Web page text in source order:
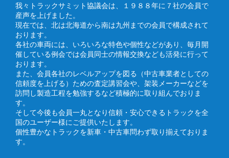
我々トラックサミット協議会は、１９８８年に７社の会員で
産声を上げました。
現在では、北は北海道から南は九州までの会員で構成されて
おります。
各社の車両には、いろいろな特色や個性などがあり、毎月開
催している例会では会員同士の情報交換なども活発に行って
おります。
また、会員各社のレベルアップを図る（中古車業者としての
信頼度を上げる）ための査定講習会や、架装メーカーなどを
訪問し製造工程を勉強するなど積極的に取り組んでおりま
す。
そして今後も会員一丸となり信頼・安心できるトラックを全
国のユーザー様にご提供いたします。
個性豊かなトラックを新車・中古車問わず取り揃えておりま
す。